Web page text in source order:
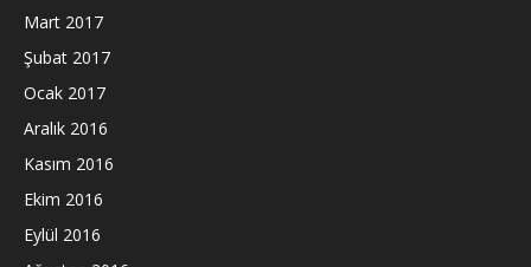
Mart 2017
Şubat 2017
Ocak 2017
Aralık 2016
Kasım 2016
Ekim 2016
Eylül 2016